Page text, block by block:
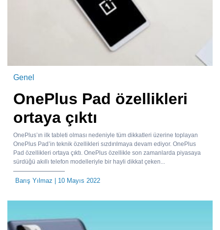
Genel
OnePlus Pad özellikleri
ortaya çıktı
OnePlus’ın ilk tableti olması nedeniyle tüm dikkatleri üzerine toplayan
OnePlus Pad’in teknik özellikleri sızdırılmaya devam ediyor. OnePlus
Pad özellikleri ortaya çıktı. OnePlus özellikle son zamanlarda piyasaya
sürdüğü akıllı telefon modelleriyle bir hayli dikkat çeken...
Barış Yılmaz | 10 Mayıs 2022